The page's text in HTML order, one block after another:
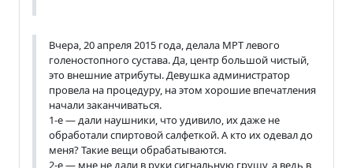
Вчера, 20 апреля 2015 года, делала МРТ левого
голеностопного сустава. Да, центр большой чистый,
это внешние атрибуты. Девушка администратор
провела на процедуру, на этом хорошие впечатления
начали заканчиваться.
1-е — дали наушники, что удивило, их даже не
обработали спиртовой салфеткой. А кто их одевал до
меня? Такие вещи обрабатываются.
2-е — мне не дали в руки сигнальную грушу, а ведь в